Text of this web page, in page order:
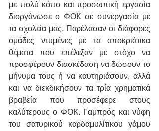
με πολύ κόπο και προσωπική εργασία
διοργάνωσε ο ΦΟΚ σε συνεργασία με
τα σχολεία μας. Παρέλασαν οι διάφορες
ομάδες ντυμένες με τα αποκριάτικα
θέματα που επέλεξαν με στόχο να
προσφέρουν διασκέδαση να δώσουν το
μήνυμα τους ή να καυτηριάσουν, αλλά
και να διεκδικήσουν τα τρία χρηματικά
βραβεία που προσέφερε στους
καλύτερους ο ΦΟΚ. Γαμπρός και νύφη
του σατυρικού καρδαμυλίτικου γάμου